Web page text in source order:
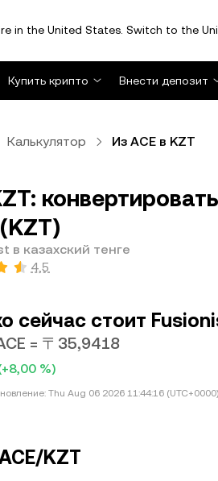
in the United States. Switch to the
Купить крипто
Внести депозит
Калькулятор Из ACE в KZT
в казахский тенге
4,5
сейчас стоит
= 〒35,9418
%)
Thu Aug 06 2026 11:44:16
KZT